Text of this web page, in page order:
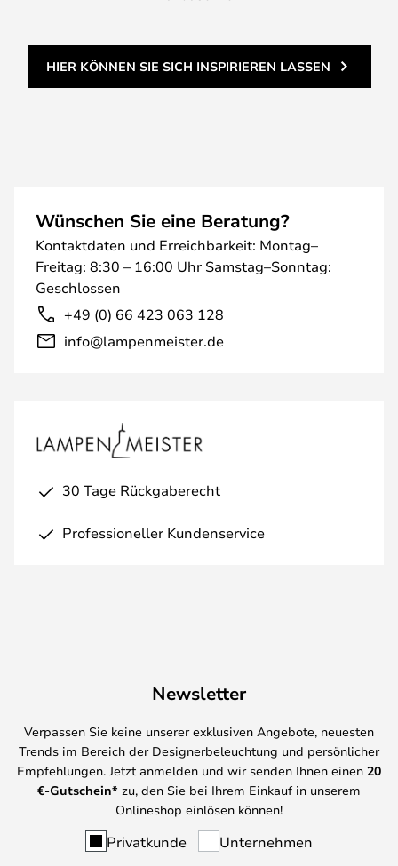
HIER KÖNNEN SIE SICH INSPIRIEREN LASSEN
Wünschen Sie eine Beratung?
Kontaktdaten und Erreichbarkeit: Montag–
Freitag: 8:30 – 16:00 Uhr Samstag–Sonntag:
Geschlossen
+49 (0) 66 423 063 128
info@lampenmeister.de
30 Tage Rückgaberecht
Professioneller Kundenservice
Newsletter
Verpassen Sie keine unserer exklusiven Angebote, neuesten
Trends im Bereich der Designerbeleuchtung und persönlicher
Empfehlungen. Jetzt anmelden und wir senden Ihnen einen 20
€-Gutschein* zu, den Sie bei Ihrem Einkauf in unserem
Onlineshop einlösen können!
Privatkunde Unternehmen